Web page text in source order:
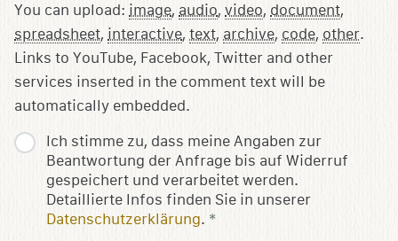
Ich stimme zu, dass meine Angaben zur
Beantwortung der Anfrage bis auf Widerruf
gespeichert und verarbeitet werden.
Detaillierte Infos finden Sie in unserer
Datenschutzerklärung. *
You can upload: image, audio, video, document,
spreadsheet, interactive, text, archive, code, other.
Links to YouTube, Facebook, Twitter and other
services inserted in the comment text will be
automatically embedded.